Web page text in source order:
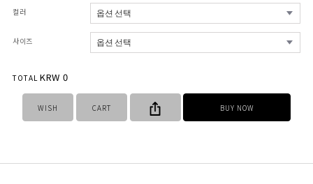
컬러
사이즈
TOTAL KRW 0
WISH CART BUY NOW